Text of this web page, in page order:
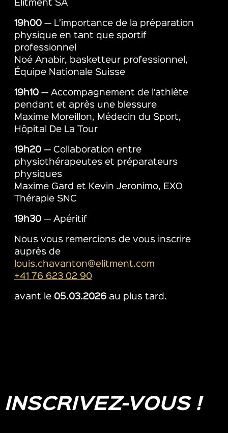
Elitment SA
19h00 — L’importance de la préparation
physique en tant que sportif
professionnel
Noé Anabir, basketteur professionnel,
Équipe Nationale Suisse
19h10 — Accompagnement de l’athlète
pendant et après une blessure
Maxime Moreillon, Médecin du Sport,
Hôpital De La Tour
19h20 — Collaboration entre
physiothérapeutes et préparateurs
physiques
Maxime Gard et Kevin Jeronimo, EXO
Thérapie SNC
19h30 — Apéritif
Nous vous remercions de vous inscrire
auprès de
louis.chavanton@elitment.com
+41 76 623 02 90
avant le 05.03.2026 au plus tard.
INSCRIVEZ-VOUS !